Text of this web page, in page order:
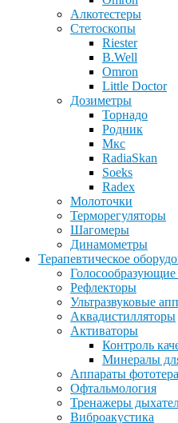
Алкотестеры
Стетоскопы
Riester
B.Well
Omron
Little Doctor
Дозиметры
Торнадо
Родник
Мкс
RadiaSkan
Soeks
Radex
Молоточки
Терморегуляторы
Шагомеры
Динамометры
Терапевтическое
Рефлекторы
Ультразвуковые
Аквадистилляторы
Активаторы
Контроль
Минералы
Аппараты
Офтальмология
Тренажеры
Виброакустика